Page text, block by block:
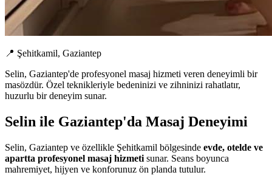
📍 Şehitkamil, Gaziantep
Selin, Gaziantep'de profesyonel masaj hizmeti veren deneyimli bir
masözdür. Özel teknikleriyle bedeninizi ve zihninizi rahatlatır,
huzurlu bir deneyim sunar.
Selin ile Gaziantep'da Masaj Deneyimi
Selin, Gaziantep ve özellikle Şehitkamil bölgesinde evde, otelde ve
apartta profesyonel masaj hizmeti sunar. Seans boyunca
mahremiyet, hijyen ve konforunuz ön planda tutulur.